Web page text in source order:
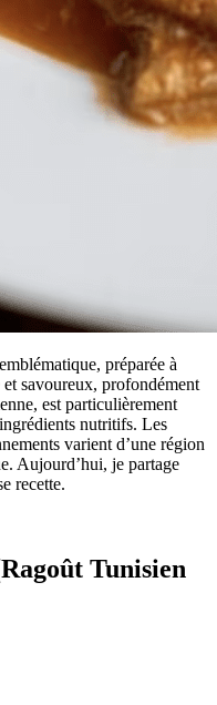
préparée à
savoureux, profondément
est particulièrement
nutritifs. Les
varient d’une région
Aujourd’hui, je partage
recette.
Tunisien